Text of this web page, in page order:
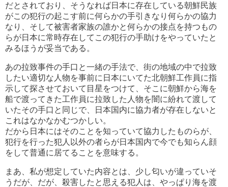
だとされており、そうなれば日本に存在している朝鮮民族
がこの犯行の起こす前に何らかの手引きなり何らかの協力
なり、そして被害者家族の誰かと何らかの接点を持つもの
らが日本に常時存在してこの犯行の手助けをやっていたと
みるほうが妥当である。
あの拉致事件の手口と一緒の手法で、街の地域の中で拉致
したい適切な人物を事前に日本にいてた北朝鮮工作員に指
示して探させておいて目星をつけて、そこに朝鮮から海を
船で渡ってきた工作員に拉致した人物を闇に紛れて渡して
いたその手口と同じで、日本国内に協力者が存在しないと
これはなかなかむつかしい。
だから日本にはそのことを知っていて協力したものらが、
犯行を行った犯人以外の者らが日本国内で今でも知らん顔
をして普通に居てることを意味する。
まあ、私が想定していた内容とは、少し匂いが違っていそ
うだが、だが、殺害したと思える犯人は、やっぱり海を渡